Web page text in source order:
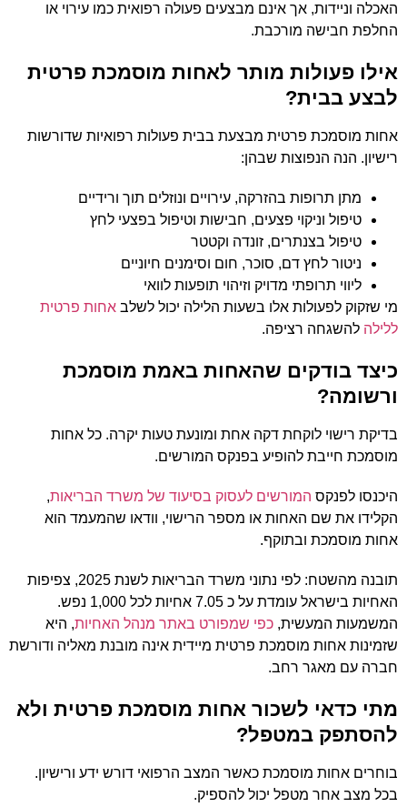
האכלה וניידות, אך אינם מבצעים פעולה רפואית כמו עירוי או
החלפת חבישה מורכבת.
אילו פעולות מותר לאחות מוסמכת פרטית
לבצע בבית?
אחות מוסמכת פרטית מבצעת בבית פעולות רפואיות שדורשות
רישיון. הנה הנפוצות שבהן:
מתן תרופות בהזרקה, עירויים ונוזלים תוך ורידיים
טיפול וניקוי פצעים, חבישות וטיפול בפצעי לחץ
טיפול בצנתרים, זונדה וקטטר
ניטור לחץ דם, סוכר, חום וסימנים חיוניים
ליווי תרופתי מדויק וזיהוי תופעות לוואי
מי שזקוק לפעולות אלו בשעות הלילה יכול לשלב אחות פרטית
ללילה להשגחה רציפה.
כיצד בודקים שהאחות באמת מוסמכת
ורשומה?
בדיקת רישוי לוקחת דקה אחת ומונעת טעות יקרה. כל אחות
מוסמכת חייבת להופיע בפנקס המורשים.
היכנסו לפנקס המורשים לעסוק בסיעוד של משרד הבריאות,
הקלידו את שם האחות או מספר הרישוי, וודאו שהמעמד הוא
אחות מוסמכת ובתוקף.
תובנה מהשטח: לפי נתוני משרד הבריאות לשנת 2025, צפיפות
האחיות בישראל עומדת על כ 7.05 אחיות לכל 1,000 נפש.
המשמעות המעשית, כפי שמפורט באתר מנהל האחיות, היא
שזמינות אחות מוסמכת פרטית מיידית אינה מובנת מאליה ודורשת
חברה עם מאגר רחב.
מתי כדאי לשכור אחות מוסמכת פרטית ולא
להסתפק במטפל?
בוחרים אחות מוסמכת כאשר המצב הרפואי דורש ידע ורישיון.
בכל מצב אחר מטפל יכול להספיק.